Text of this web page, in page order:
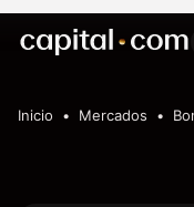
Inicio Mercados